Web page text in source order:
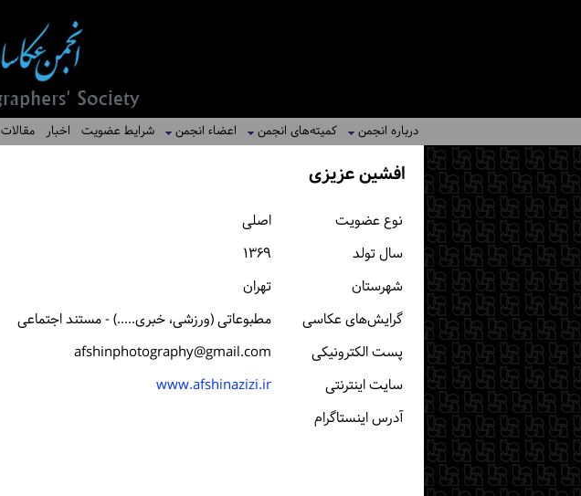
درباره انجمن کمیته‌های انجمن اعضاء انجمن شرایط عضویت اخبار مقالات
افشین عزیزی
نوع عضویت
اصلی
سال تولد
۱۳۶۹
شهرستان
تهران
گرایش‌های عکاسی
مطبوعاتی (ورزشی، خبری.....) - مستند اجتماعی
پست الكترونیكی
afshinphotography@gmail.com
سایت اینترنتی
www.afshinazizi.ir
آدرس اینستاگرام